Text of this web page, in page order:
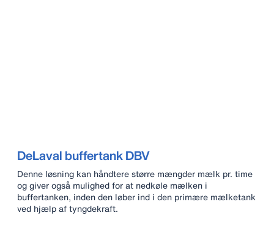
DeLaval buffertank DBV
Denne løsning kan håndtere større mængder mælk pr. time
og giver også mulighed for at nedkøle mælken i
buffertanken, inden den løber ind i den primære mælketank
ved hjælp af tyngdekraft.